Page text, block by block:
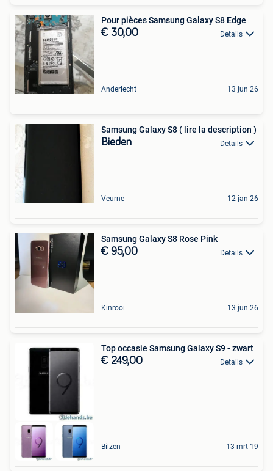
Pour pièces Samsung Galaxy S8 Edge
€ 30,00 Details
Anderlecht 13 jun 26
Samsung Galaxy S8 ( lire la description )
Bieden Details
Veurne 12 jan 26
Samsung Galaxy S8 Rose Pink
€ 95,00 Details
Kinrooi 13 jun 26
Top occasie Samsung Galaxy S9 - zwart
€ 249,00 Details
Bilzen 13 mrt 19